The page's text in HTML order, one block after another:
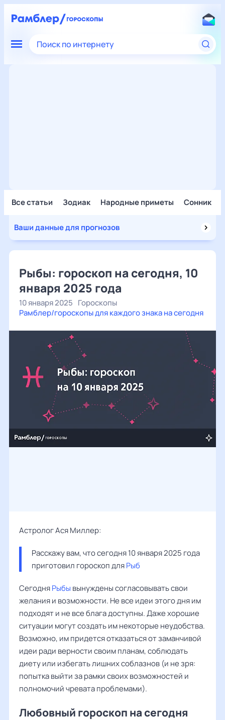
Поиск по интернету
Все статьи Зодиак Народные приметы Сонник
Ваши данные для прогнозов
Рыбы: гороскоп на сегодня, 10
января 2025 года
10 января 2025 Гороскопы
Рамблер/гороскопы для каждого знака на сегодня
Астролог Ася Миллер:
Расскажу вам, что сегодня 10 января 2025 года
приготовил гороскоп для Рыб
СегодняРыбы вынуждены согласовывать свои
желания и возможности. Не все идеи этого дня им
подходят и не все блага доступны. Даже хорошие
ситуации могут создать им некоторые неудобства.
Возможно, им придется отказаться от заманчивой
идеи ради верности своим планам, соблюдать
диету или избегать лишних соблазнов (и не зря:
попытка выйти за рамки своих возможностей и
полномочий чревата проблемами).
Любовный гороскоп на сегодня